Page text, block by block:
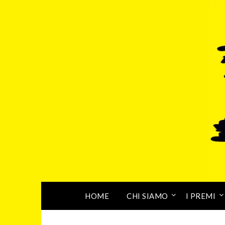
HOME CHI SIAMO I PREMI